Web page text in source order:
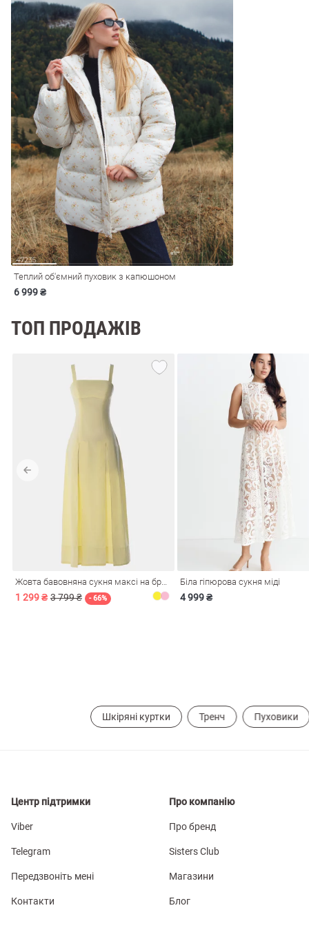
Теплий об'ємний пуховик з капюшоном
6 999 ₴
ТОП ПРОДАЖІВ
1 299 ₴ 3 799 ₴ - 66%
Біла гіпюрова сукня міді
4 999 ₴
Шкіряні куртки Тренч Пуховики
Центр підтримки
Viber
Telegram
Передзвоніть мені
Контакти
Про компанію
Про бренд
Sisters Club
Магазини
Блог